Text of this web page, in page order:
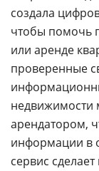
создала
чтобы помочь
или аренде
проверенные
недвижимости
арендатором,
информации в
сервис